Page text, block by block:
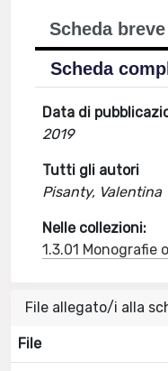
Scheda breve
Scheda
Data di
2019
Tutti gli autori
Pisanty, Valentina
Nelle collezioni:
1.3.01
File allegato/i alla
File